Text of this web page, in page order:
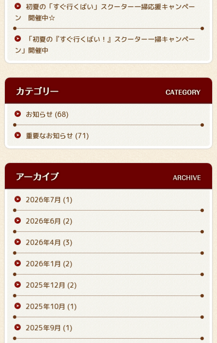
初夏の「すぐ行くばい 」スクーター一掃応援キャンペー
ン 開催中☆
「初夏の『すぐ行くばい！』スクーター一掃キャンペー
ン」開催中
お知らせ (68)
重要なお知らせ (71)
2026年7月 (1)
2026年6月 (2)
2026年4月 (3)
2026年1月 (2)
2025年12月 (2)
2025年10月 (1)
2025年9月 (1)